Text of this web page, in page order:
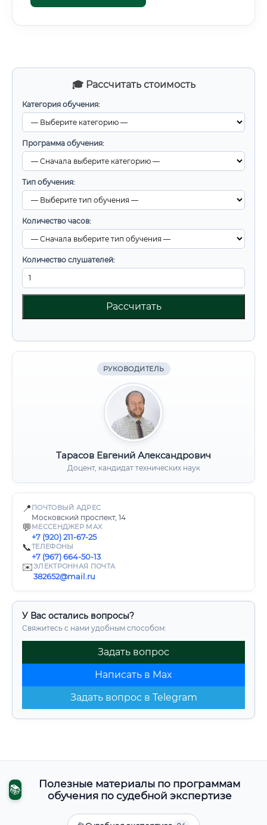
🎓 Рассчитать стоимость
Категория обучения:
Программа обучения:
Тип обучения:
Количество часов:
Количество слушателей:
Рассчитать
РУКОВОДИТЕЛЬ
Тарасов Евгений Александрович
Доцент, кандидат технических наук
📍 ПОЧТОВЫЙ АДРЕС
Московский проспект, 14
💬 МЕССЕНДЖЕР MAX
+7 (920) 211-67-25
📞ТЕЛЕФОНЫ
+7 (967) 664-50-13
✉️ЭЛЕКТРОННАЯ ПОЧТА
382652@mail.ru
У Вас остались вопросы?
Свяжитесь с нами удобным способом:
Задать вопрос
Написать в Max
Задать вопрос в Telegram
📚
Полезные материалы по программам
обучения по судебной экспертизе